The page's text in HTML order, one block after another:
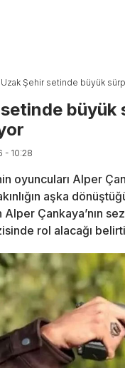
Uzak Şehir setinde büyük
büyük
- 10:28
oyuncuları Alper
aşka
Çankaya’nın
rol alacağı